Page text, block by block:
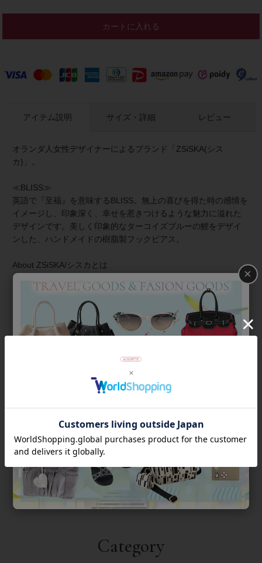
カートに入れる
アイテム説明
オランダ人女性デザイナーによるブランド「ZSiSKA(シス
カ)」。
≪BLISS≫
英語で『至福』を意味するBLISS。無上の喜びを得た時の感情を
イメージし、印象深く、幸せを惹きつけるような魅力に溢れた
デザインです。美しく印象的なターコイズブルーの鯉をデザイ
ンした、ハンドメイドの樹脂製フックピアス。
About ZSiSKA/シスカとは
上質な樹脂、ポリエステルレジンの特性を活かし、ガラスのよ
うな質感を再現しつつも、軽くてつけやすいことで人気を博し
ています。肌に触れる部分に金属を使用していないため、アレ
ルギーの方でも安心してお使いいただけます。
サイズ・詳細 レビュー
返品について
Category
×